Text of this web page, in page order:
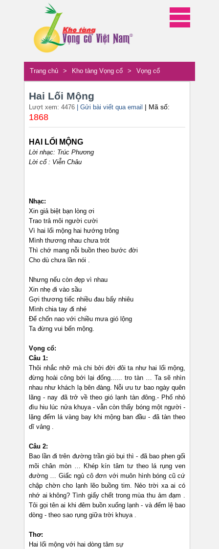
Trang chủ > Kho tàng Vọng cổ > Vọng cổ
Hai Lối Mộng
Lượt xem: 4476 | Gửi bài viết qua email | Mã số:
1868
HAI LỐI MỘNG
Lời nhạc: Trúc Phương
Lời cổ : Viễn Châu
Nhạc:
Xin giả biệt bạn lòng ơi
Trao trả môi người cười
Vì hai lối mộng hai hướng trông
Mình thương nhau chưa trót
Thì chớ mang nỗi buồn theo bước đời
Cho dù chưa lần nói .
Nhưng nếu còn đẹp vì nhau
Xin nhẹ đi vào sầu
Gợi thương tiếc nhiều đau bấy nhiêu
Mình chia tay đi nhé
Để chốn nao với chiều mưa gió lộng
Ta đừng vui bến mộng.
Vọng cổ:
Câu 1:
Thôi nhắc nhỡ mà chi bởi đời đôi ta như hai lối mộng,
đừng hoài công bới lại đống...... tro tàn … Ta sẽ nhìn
nhau như khách lạ bên đàng. Nỗi ưu tư bao ngày quên
lãng - nay đã trở về theo gió lạnh tàn đông.- Phố nhỏ
đìu hiu lúc nửa khuya - vẫn còn thấy bóng một người -
lặng đếm lá vàng bay khi mộng ban đầu - đã tàn theo
dĩ vảng .
Câu 2:
Bao lần đi trên đường trần gió bụi thì - đã bao phen gối
mõi chân mòn … Khép kín tâm tư theo lá rụng ven
đường … Giấc ngủ cô đơn với muôn hình bóng cũ cứ
chập chờn cho lạnh lẽo buồng tim. Nẻo trời xa ai có
nhớ ai không? Tình giẩy chết trong mùa thu ảm đạm .
Tôi gọi tên ai khi đêm buồn xuống lạnh - và đếm lệ bao
dòng - theo sao rụng giữa trời khuya .
Thơ:
Hai lối mộng với hai dòng tâm sự